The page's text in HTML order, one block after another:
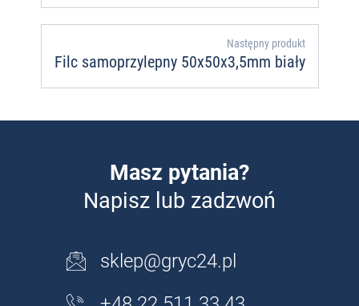
Następny produkt
Filc samoprzylepny 50x50x3,5mm biały
Masz pytania?
Napisz lub zadzwoń
sklep@gryc24.pl